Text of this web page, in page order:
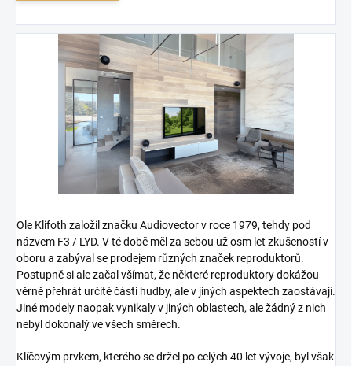
Ole Klifoth založil značku Audiovector v roce 1979, tehdy pod
názvem F3 / LYD. V té době měl za sebou už osm let zkušeností v
oboru a zabýval se prodejem různých značek reproduktorů.
Postupně si ale začal všímat, že některé reproduktory dokážou
věrně přehrát určité části hudby, ale v jiných aspektech zaostávají.
Jiné modely naopak vynikaly v jiných oblastech, ale žádný z nich
nebyl dokonalý ve všech směrech.
Klíčovým prvkem, kterého se držel po celých 40 let vývoje, byl však